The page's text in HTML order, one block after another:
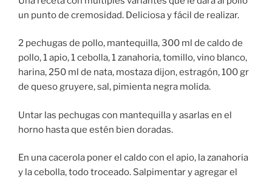
un punto de cremosidad. Deliciosa y fácil de realizar.
2 pechugas de pollo, mantequilla, 300 ml de caldo de
pollo, 1 apio, 1 cebolla, 1 zanahoria, tomillo, vino blanco,
harina, 250 ml de nata, mostaza dijon, estragón, 100 gr
de queso gruyere, sal, pimienta negra molida.
Untar las pechugas con mantequilla y asarlas en el
horno hasta que estén bien doradas.
En una cacerola poner el caldo con el apio, la zanahoria
y la cebolla, todo troceado. Salpimentar y agregar el